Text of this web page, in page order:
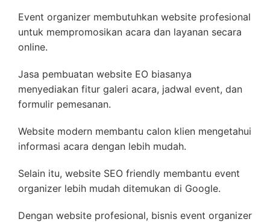
Event organizer membutuhkan website profesional
untuk mempromosikan acara dan layanan secara
online.
Jasa pembuatan website EO biasanya
menyediakan fitur galeri acara, jadwal event, dan
formulir pemesanan.
Website modern membantu calon klien mengetahui
informasi acara dengan lebih mudah.
Selain itu, website SEO friendly membantu event
organizer lebih mudah ditemukan di Google.
Dengan website profesional, bisnis event organizer